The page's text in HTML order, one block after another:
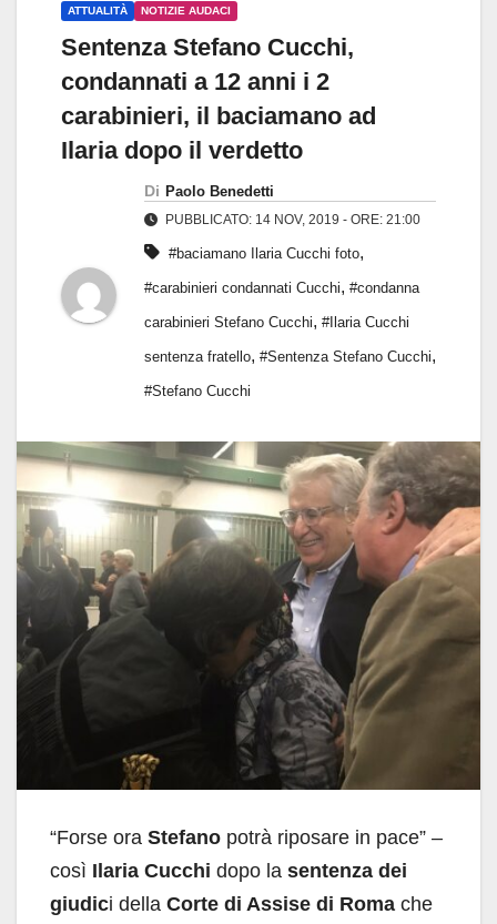
ATTUALITÀ NOTIZIE AUDACI
Sentenza Stefano Cucchi,
condannati a 12 anni i 2
carabinieri, il baciamano ad
Ilaria dopo il verdetto
Di Paolo Benedetti
PUBBLICATO: 14 NOV, 2019 - ORE: 21:00
#baciamano Ilaria Cucchi foto,
#carabinieri condannati Cucchi, #condanna
carabinieri Stefano Cucchi, #Ilaria Cucchi
sentenza fratello, #Sentenza Stefano Cucchi,
#Stefano Cucchi
“Forse ora Stefano potrà riposare in pace” –
così Ilaria Cucchi dopo la sentenza dei
giudici della Corte di Assise di Roma che